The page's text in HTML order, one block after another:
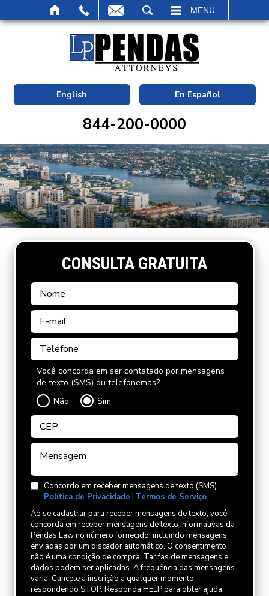
MENU
English En Español
844-200-0000
CONSULTA GRATUITA
Você concorda em ser contatado por mensagens
de texto (SMS) ou telefonemas?
Não
Sim
Concordo em receber mensagens de texto (SMS).
Política de Privacidade | Termos de Serviço
Ao se cadastrar para receber mensagens de texto, você
concorda em receber mensagens de texto informativas da
Pendas Law no número fornecido, incluindo mensagens
enviadas por um discador automático. O consentimento
não é uma condição de compra. Tarifas de mensagens e
dados podem ser aplicadas. A frequência das mensagens
varia. Cancele a inscrição a qualquer momento
respondendo STOP. Responda HELP para obter ajuda.